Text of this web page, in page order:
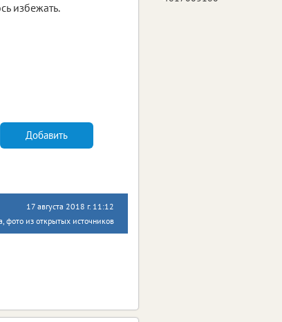
избежать.
Добавить
17 августа 2018 г. 11:12
фото из открытых источников